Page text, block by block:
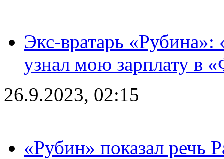
Экс-вратарь «Рубина»:
узнал мою зарплату в
26.9.2023, 02:15
«Рубин» показал речь